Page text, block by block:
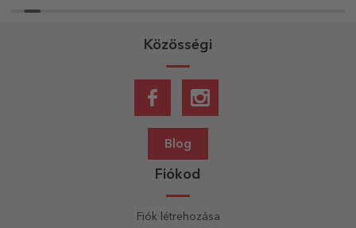
Közösségi
Blog
Fiókod
Fiók létrehozása